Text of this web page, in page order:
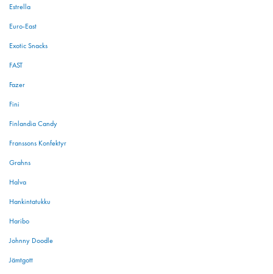
Estrella
Euro-East
Exotic Snacks
FAST
Fazer
Fini
Finlandia Candy
Franssons Konfektyr
Grahns
Halva
Hankintatukku
Haribo
Johnny Doodle
Jämtgott